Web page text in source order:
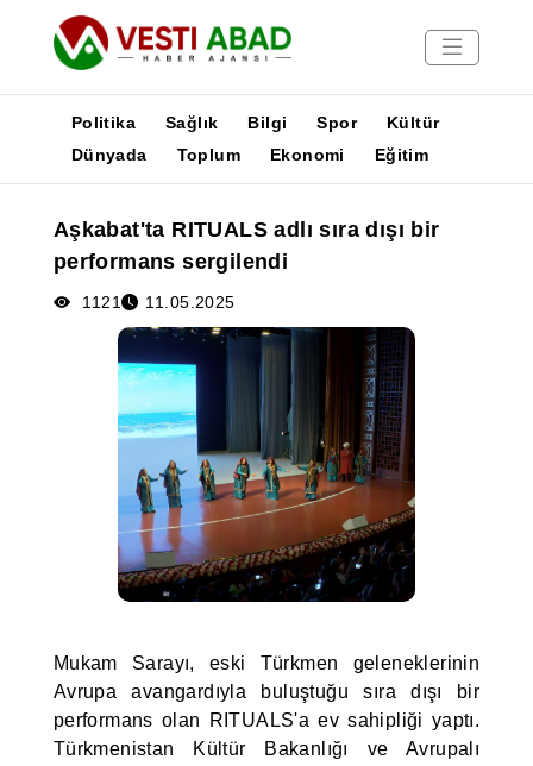
Yayınlar
Medya
Poster
Politika Sağlık Bilgi Spor
Kültür
Dünyada
Toplum Ekonomi Eğitim
Aşkabat'ta RITUALS adlı sıra dışı bir
performans sergilendi
1121 11.05.2025
Mukam Sarayı, eski Türkmen geleneklerinin
Avrupa avangardıyla buluştuğu sıra dışı bir
performans olan RITUALS'a ev sahipliği yaptı.
Türkmenistan Kültür Bakanlığı ve Avrupalı